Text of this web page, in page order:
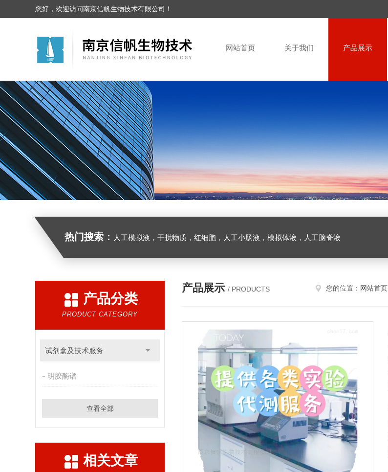
您好，欢迎访问南京信帆生物技术有限公司！
网站首页 关于我们 产品展示
热门搜索： 人工模拟液，干扰物质，红细胞，人工小肠液，模拟体液，人工脑脊液
产品分类
PRODUCT CATEGORY
试剂盒及技术服务
明胶酶谱
查看全部
相关文章
产品展示 / PRODUCTS 您的位置： 网站首页